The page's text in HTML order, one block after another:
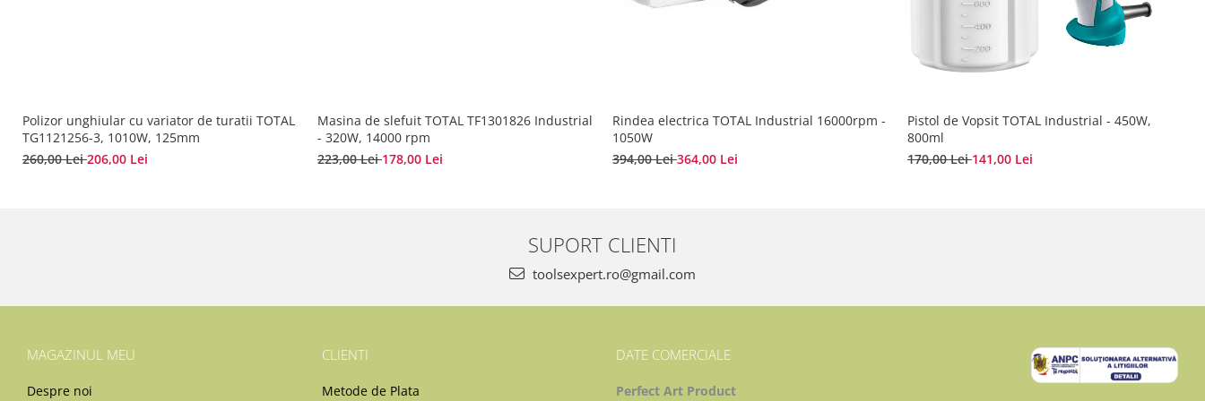
Polizor unghiular cu variator de turatii TOTAL
TG1121256-3, 1010W, 125mm
260,00 Lei206,00 Lei
Masina de slefuit TOTAL TF1301826 Industrial
- 320W, 14000 rpm
223,00 Lei178,00 Lei
Rindea electrica TOTAL Industrial 16000rpm -
1050W
394,00 Lei364,00 Lei
Pistol de Vopsit TOTAL Industrial - 450W,
800ml
170,00 Lei141,00 Lei
SUPORT CLIENTI
toolsexpert.ro@gmail.com
MAGAZINUL MEU
Despre noi
CLIENTI
Metode de Plata
DATE COMERCIALE
Perfect Art Product